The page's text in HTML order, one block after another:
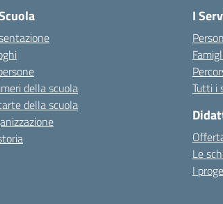
della scuola
della scuola
I
Tutti i
Le
I